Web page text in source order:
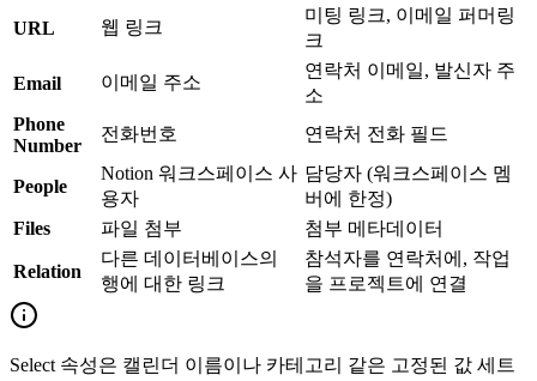
URL 웹 링크
미팅 링크, 이메일 퍼머링
크
Email 이메일 주소
연락처 이메일, 발신자 주
소
Phone
Number
전화번호 연락처 전화 필드
People
Notion 워크스페이스 사
용자
담당자 (워크스페이스 멤
버에 한정)
Files
파일 첨부 첨부 메타데이터
Relation
다른 데이터베이스의
행에 대한 링크
참석자를 연락처에, 작업
을 프로젝트에 연결
Select 속성은 캘린더 이름이나 카테고리 같은 고정된 값 세트